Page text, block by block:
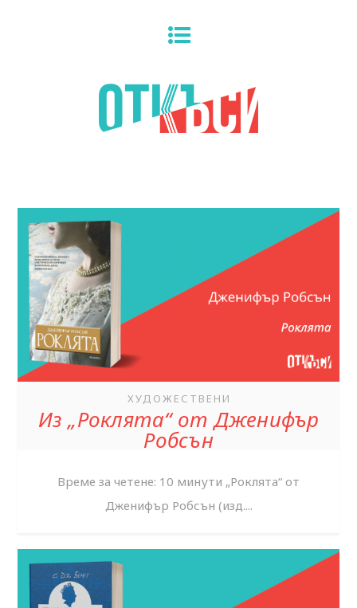
ХУДОЖЕСТВЕНИ
Из „Роклята“ от Дженифър
Робсън
Време за четене: 10 минути „Роклята“ от
Дженифър Робсън (изд....